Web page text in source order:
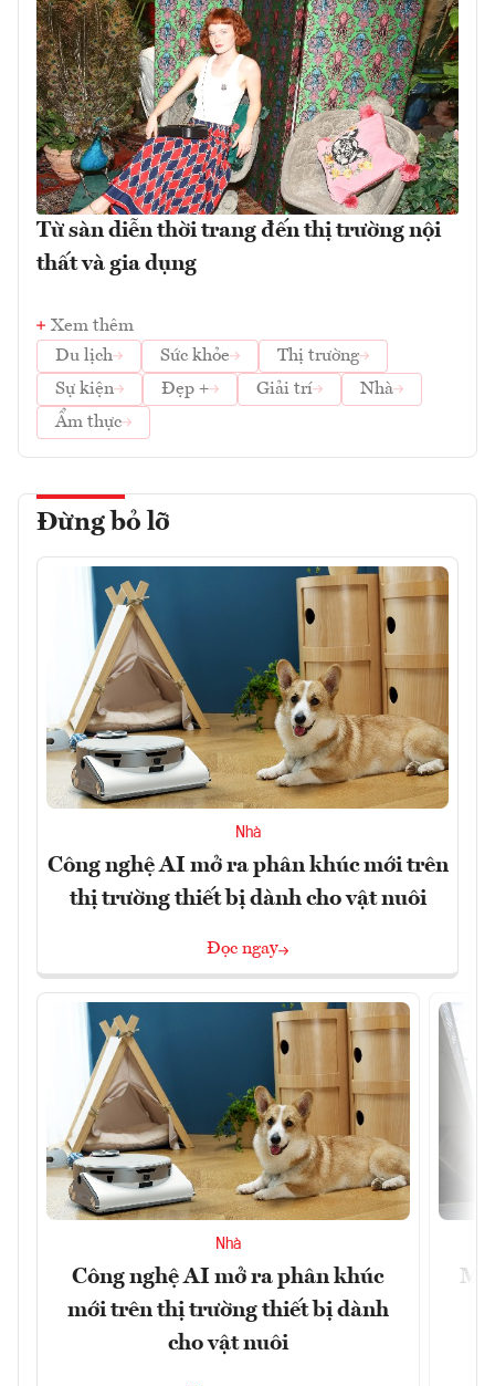
Từ sàn diễn thời trang đến thị trường nội
thất và gia dụng
Xem thêm
Du lịch
Sức khỏe
Thị trường
Sự kiện
Đẹp + Giải trí
Nhà
Ẩm thực
Đừng bỏ lỡ
Nhà
Công nghệ AI mở ra phân khúc mới trên
thị trường thiết bị dành cho vật nuôi
Đọc ngay
Nhà
Công nghệ AI mở ra phân khúc
mới trên thị trường thiết bị dành
cho vật nuôi